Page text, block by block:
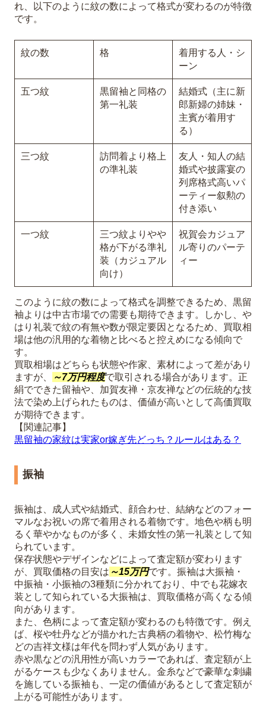
れ、以下のように紋の数によって格式が変わるのが特徴
です。
紋の数 格
着用する人・シ
ーン
五つ紋
黒留袖と同格の
第一礼装
結婚式（主に新
郎新婦の姉妹・
主賓が着用す
る）
三つ紋
訪問着より格上
の準礼装
友人・知人の結
婚式や披露宴の
列席格式高いパ
ーティー叙勲の
付き添い
一つ紋
三つ紋よりやや
格が下がる準礼
装（カジュアル
向け）
祝賀会カジュア
ル寄りのパーテ
ィー
このように紋の数によって格式を調整できるため、黒留
袖よりは中古市場での需要も期待できます。しかし、や
はり礼装で紋の有無や数が限定要因となるため、買取相
場は他の汎用的な着物と比べると控えめになる傾向で
す。
買取相場はどちらも状態や作家、素材によって差があり
ますが、
～7万円程度で取引される場合があります。正
絹でできた留袖や、加賀友禅・京友禅などの伝統的な技
法で染め上げられたものは、価値が高いとして高価買取
が期待できます。
【関連記事】
黒留袖の家紋は実家or嫁ぎ先どっち？ルールはある？
振袖
振袖は、成人式や結婚式、顔合わせ、結納などのフォー
マルなお祝いの席で着用される着物です。地色や柄も明
るく華やかなものが多く、未婚女性の第一礼装として知
られています。
保存状態やデザインなどによって査定額が変わります
が、買取価格の目安は ～15万円です。振袖は大振袖・
中振袖・小振袖の3種類に分かれており、中でも花嫁衣
装として知られている大振袖は、買取価格が高くなる傾
向があります。
また、色柄によって査定額が変わるのも特徴です。例え
ば、桜や牡丹などが描かれた古典柄の着物や、松竹梅な
どの吉祥文様は年代を問わず人気があります。
赤や黒などの汎用性が高いカラーであれば、査定額が上
がるケースも少なくありません。金糸などで豪華な刺繍
を施している振袖も、一定の価値があるとして査定額が
上がる可能性があります。